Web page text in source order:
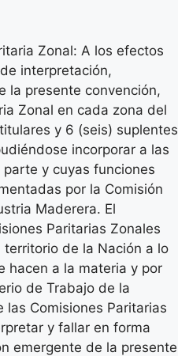
Zonal: A los efectos
interpretación,
la presente convención,
Zonal en cada zona del
y 6 (seis) suplentes
incorporar a las
y cuyas funciones
por la Comisión
Maderera. El
Paritarias Zonales
de la Nación a lo
hacen a la materia y por
de Trabajo de la
las Comisiones Paritarias
y fallar en forma
emergente de la presente